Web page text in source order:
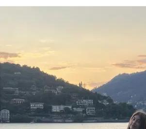
Lampo Pastore tedesco